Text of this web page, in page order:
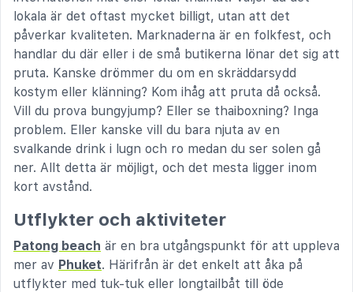
lokala är det oftast mycket billigt, utan att det
påverkar kvaliteten. Marknaderna är en folkfest, och
handlar du där eller i de små butikerna lönar det sig att
pruta. Kanske drömmer du om en skräddarsydd
kostym eller klänning? Kom ihåg att pruta då också.
Vill du prova bungyjump? Eller se thaiboxning? Inga
problem. Eller kanske vill du bara njuta av en
svalkande drink i lugn och ro medan du ser solen gå
ner. Allt detta är möjligt, och det mesta ligger inom
kort avstånd.
Utflykter och aktiviteter
Patong beach är en bra utgångspunkt för att uppleva
mer av Phuket. Härifrån är det enkelt att åka på
utflykter med tuk-tuk eller longtailbåt till öde